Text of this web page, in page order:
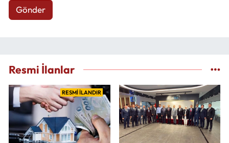
Gönder
Resmi İlanlar
RESMİ İLANDIR